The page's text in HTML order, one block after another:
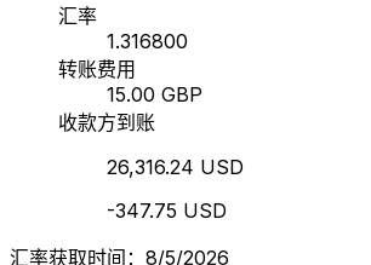
汇率
1.316800
转账费用
15.00 GBP
收款方到账
26,316.24 USD
-347.75 USD
汇率获取时间：8/5/2026